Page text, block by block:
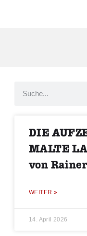
DIE
MALTE
von
WEITER »
14. April 2026